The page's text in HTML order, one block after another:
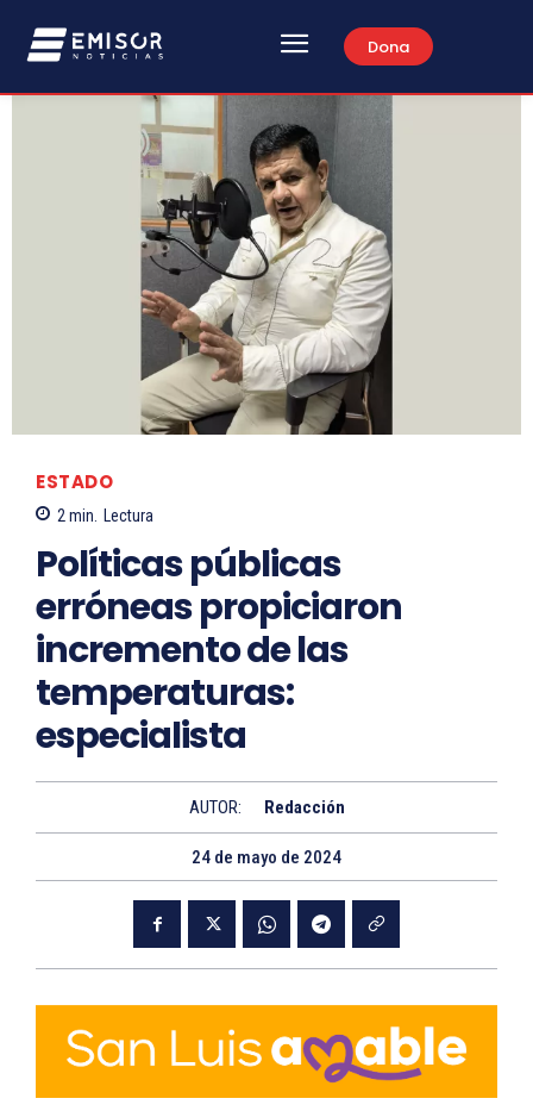
Dona
ESTADO
2min. Lectura
Políticas públicas
erróneas propiciaron
incremento de las
temperaturas:
especialista
AUTOR: Redacción
24 de mayo de 2024